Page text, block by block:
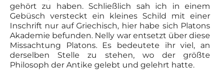
gehört zu haben. Schließlich sah ich in einem
Gebüsch versteckt ein kleines Schild mit einer
Inschrift nur auf Griechisch, hier habe sich Platons
Akademie befunden. Nelly war entsetzt über diese
Missachtung Platons. Es bedeutete ihr viel, an
derselben Stelle zu stehen, wo der größte
Philosoph der Antike gelebt und gelehrt hatte.